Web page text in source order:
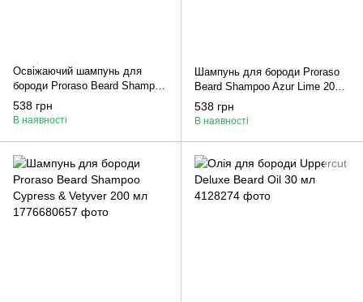
Освіжаючий шампунь для
бороди Proraso Beard Shampoo
Refresh 200 мл
538 грн
В наявності
Шампунь для бороди Proraso
Beard Shampoo Azur Lime 200
мл
538 грн
В наявності